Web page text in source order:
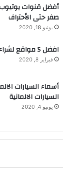
أفضل قنوات يوتيوب
صفر حتى الأحتراف
يونيو 18, 2020
افضل 5 مواقع لشراء قطع السيارات في ألمانيا
فبراير 8, 2020
أسماء السيارات
السيارات الالمانية
يونيو 4, 2020